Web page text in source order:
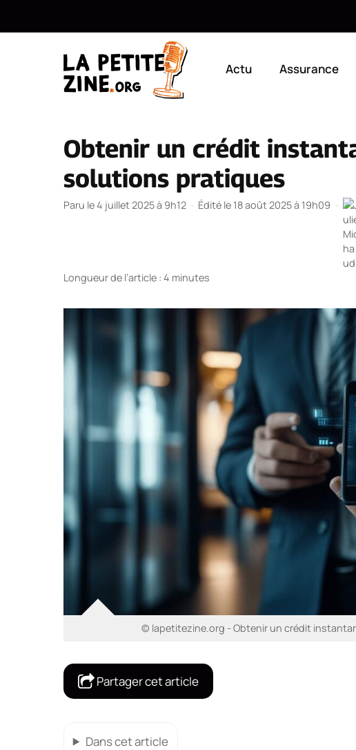
Actu Assurance
Obtenir un crédit
solutions pratiques
Paru le 4 juillet 2025 à 9h12 · Édité le 18 août 2025 à 19h09 ·
Longueur de l’article : 4 minutes
© lapetitezine.org - Obtenir un crédit
Partager cet article
Dans cet article